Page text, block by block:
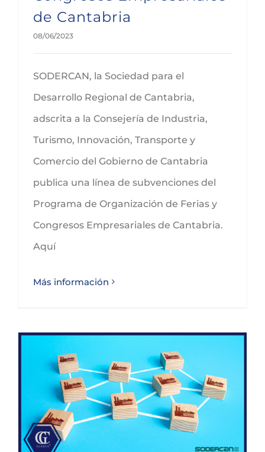
de Cantabria
08/06/2023
SODERCAN, la Sociedad para el
Desarrollo Regional de Cantabria,
adscrita a la Consejería de Industria,
Turismo, Innovación, Transporte y
Comercio del Gobierno de Cantabria
publica una línea de subvenciones del
Programa de Organización de Ferias y
Congresos Empresariales de Cantabria.
Aquí
Más información